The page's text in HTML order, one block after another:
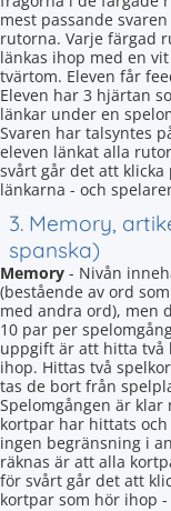
mest passande
rutorna. Varje färgad
länkas ihop med en
tvärtom. Eleven får
Eleven har 3 hjärtan
länkar under en
Svaren har talsyntes
eleven länkat alla
svårt går det att
länkarna - och
3. Memory,
spanska)
Memory - Nivån
(bestående av ord
med andra ord), men
10 par per
uppgift är att hitta två
ihop. Hittas två
tas de bort från
Spelomgången är klar
kortpar har hittats
ingen begränsning i
räknas är att alla
för svårt går det att
kortpar som hör ihop